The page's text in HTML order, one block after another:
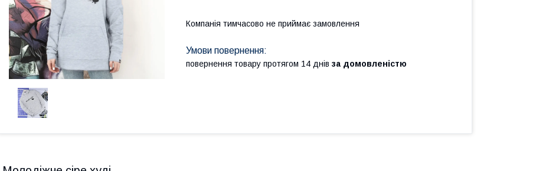
Компанія тимчасово не приймає замовлення
повернення товару протягом 14 днів за домовленістю